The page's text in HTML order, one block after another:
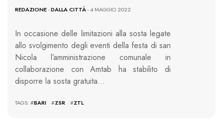
REDAZIONE-DALLA CITTÀ- 4 MAGGIO 2022
In occasione delle limitazioni alla sosta legate
allo svolgimento degli eventi della festa di san
Nicola l’amministrazione comunale in
collaborazione con Amtab ha stabilito di
disporre la sosta gratuita…
TAGS: #BARI #ZSR #ZTL